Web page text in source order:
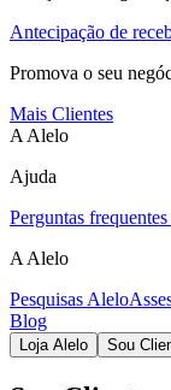
Antecipação de
Promova o seu
Mais Clientes
A Alelo
Ajuda
Perguntas
A Alelo
Pesquisas Alelo
Blog
Loja Alelo Sou